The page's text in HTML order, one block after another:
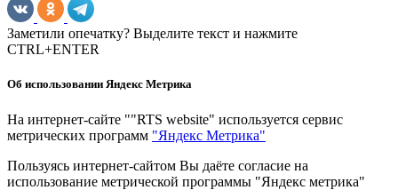
Заметили опечатку? Выделите текст и нажмите
CTRL+ENTER
Об использовании Яндекс Метрика
На интернет-сайте ""RTS website" используется сервис
метрических программ "Яндекс Метрика"
Пользуясь интернет-сайтом Вы даёте согласие на
использование метрической программы "Яндекс метрика"